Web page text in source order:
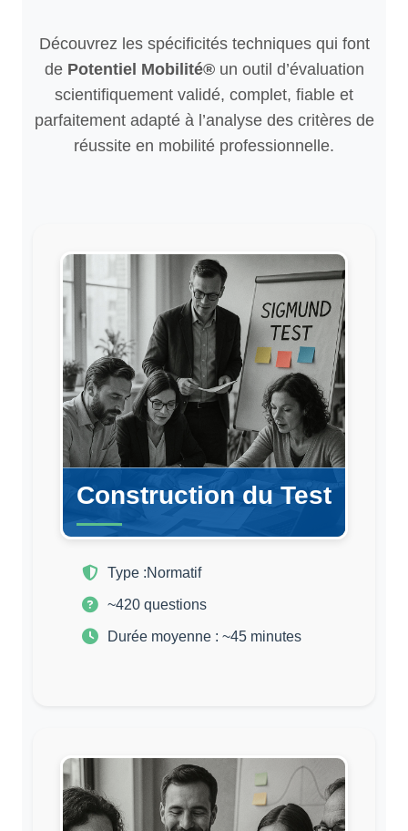
Découvrez les spécificités techniques qui font
de Potentiel Mobilité®un outil d’évaluation
scientifiquement validé, complet, fiable et
parfaitement adapté à l’analyse des critères de
réussite en mobilité professionnelle.
Construction du Test
Type :Normatif
~420 questions
Durée moyenne : ~45 minutes